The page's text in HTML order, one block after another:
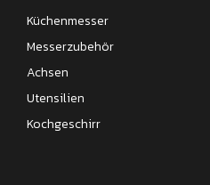
Küchenmesser
Messerzubehör
Achsen
Utensilien
Kochgeschirr